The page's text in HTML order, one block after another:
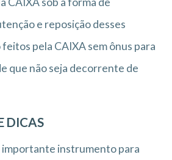
e reposição desses
pela CAIXA sem ônus para
que não seja decorrente de
DICAS
importante instrumento para